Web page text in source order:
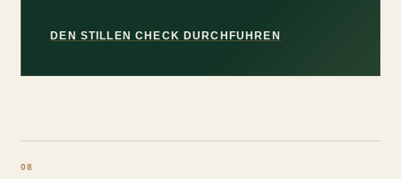
DEN STILLEN CHECK DURCHFÜHREN